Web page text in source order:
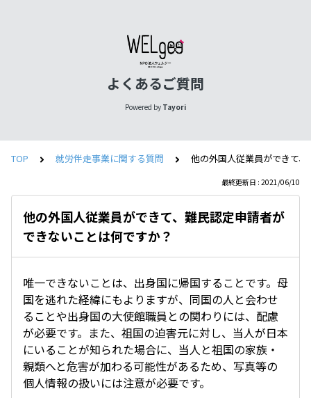
よくあるご質問
Powered by Tayori
TOP 就労伴走事業に関する質問 他の外国人従業員ができて
最終更新日 : 2021/06/10
他の外国人従業員ができて、難民認定申請者が
できないことは何ですか？
唯一できないことは、出身国に帰国することです。母
国を逃れた経緯にもよりますが、同国の人と会わせ
ることや出身国の大使館職員との関わりには、配慮
が必要です。また、祖国の迫害元に対し、当人が日本
にいることが知られた場合に、当人と祖国の家族・
親類へと危害が加わる可能性があるため、写真等の
個人情報の扱いには注意が必要です。